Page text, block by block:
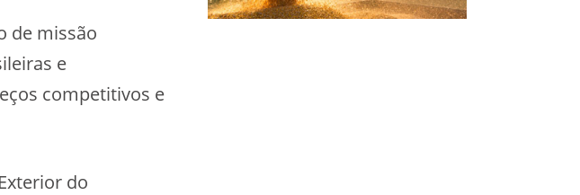
de missão
e
competitivos e
do